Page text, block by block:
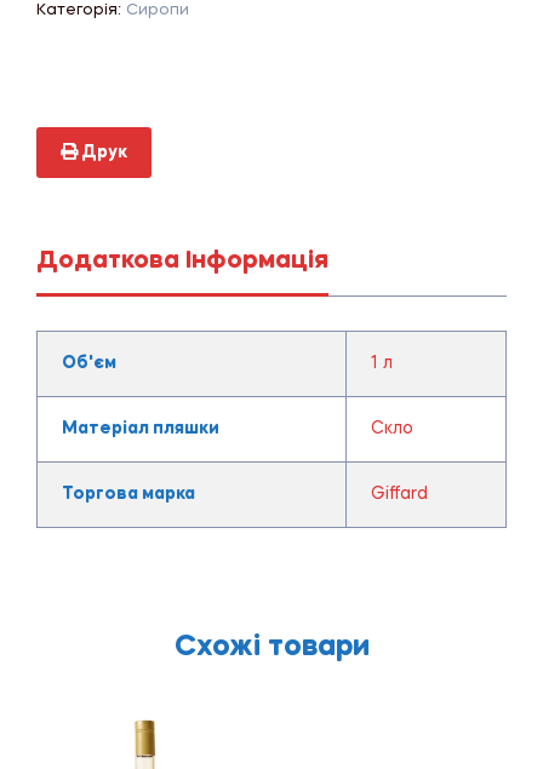
Категорія: Сиропи
Друк
Додаткова Інформація
Об'єм 1 л
Матеріал пляшки Скло
Торгова марка Giffard
Схожі товари